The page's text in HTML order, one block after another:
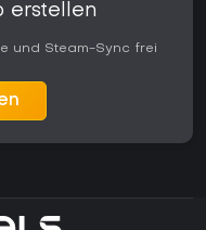
erstellen
und Steam-Sync frei